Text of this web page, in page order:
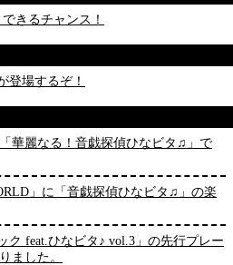
きるチャンス！
登場するぞ！
華麗なる！音戯探偵ひなビタ♫」で
」に「音戯探偵ひなビタ♫」の楽
ク feat.ひなビタ♪ vol.3」の先行プレー
ました。